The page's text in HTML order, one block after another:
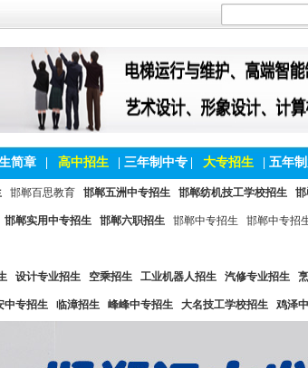
简章 高中招生 三年制中专 大专招生 五年
邯郸百思教育 邯郸五洲中专招生 邯郸纺机技工学校招生
邯郸实用中专招生 邯郸六职招生 邯郸中专招生 邯郸中专招
设计专业招生 空乘招生 工业机器人招生 汽修专业招生
中专招生 临漳招生 峰峰中专招生 大名技工学校招生 鸡泽